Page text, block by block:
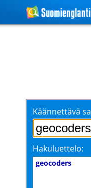
Käännettävä
Hakuluettelo:
geocoders